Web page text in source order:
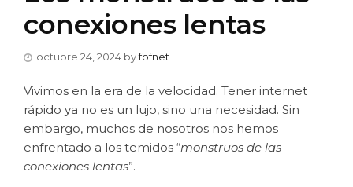
conexiones lentas
octubre 24, 2024 byfofnet
Vivimos en la era de la velocidad. Tener internet
rápido ya no es un lujo, sino una necesidad. Sin
embargo, muchos de nosotros nos hemos
enfrentado a los temidos “monstruos de las
conexiones lentas”.